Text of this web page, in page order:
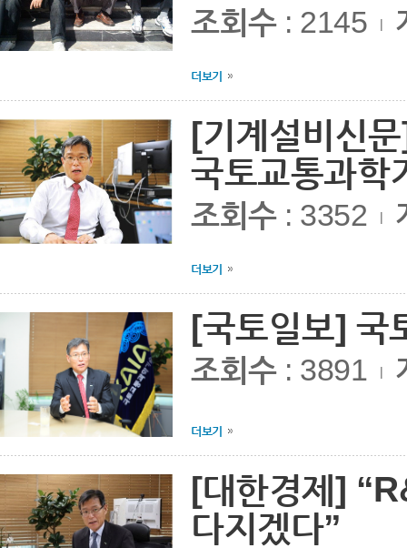
조회수: 2145 |
더보기
[기계설비신
국토교통과학
조회수: 3352 |
더보기
[국토일보] 국
조회수: 3891 |
더보기
[대한경제]
다지겠다”